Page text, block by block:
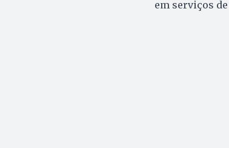
em serviços